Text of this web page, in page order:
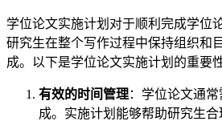
学位论文实施计划对于顺利完成学位
研究生在整个写作过程中保持组织和
成。以下是学位论文实施计划的重要性
有效的时间管理：学位论文通
成。实施计划能够帮助研究生